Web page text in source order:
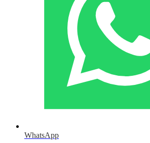
WhatsApp